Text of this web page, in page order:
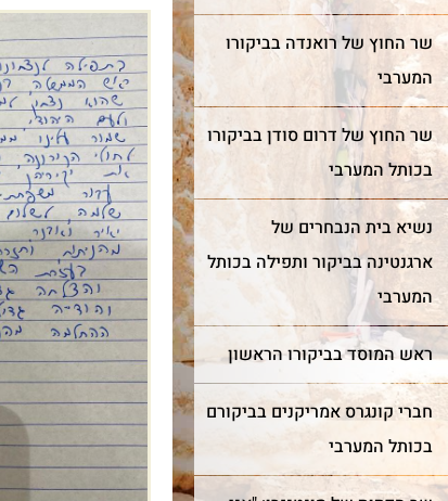
שר החוץ של רואנדה בביקורו
המערבי
שר החוץ של דרום סודן בביקורו
בכותל המערבי
נשיא בית הנבחרים של
ארגנטינה בביקור ותפילה בכותל
המערבי
ראש המוסד בביקורו הראשון
חברי קונגרס אמריקנים בביקורם
בכותל המערבי